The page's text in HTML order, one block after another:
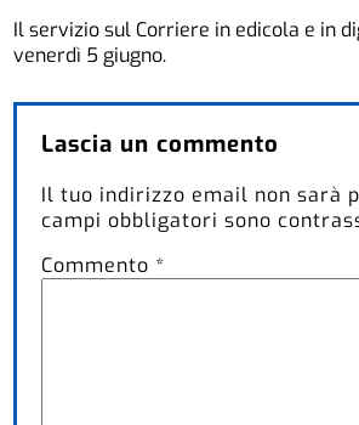
Il servizio sul Corriere in edicola e in
venerdì 5 giugno.
Lascia un commento
Il tuo indirizzo email non sarà
campi obbligatori sono
Commento *